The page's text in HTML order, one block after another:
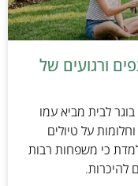
ורגועים של
לבית מביא עמו
על טיולים
כי משפחות רבות
להיכרות.